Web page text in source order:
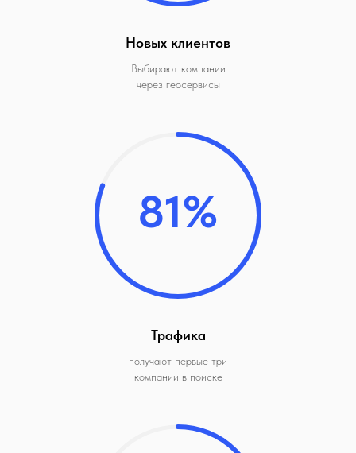
Новых клиентов
Выбирают компании
через геосервисы
81%
Трафика
получают первые три
компании в поиске